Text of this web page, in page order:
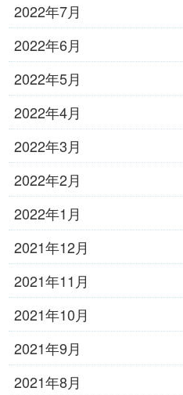
2022年7月
2022年6月
2022年5月
2022年4月
2022年3月
2022年2月
2022年1月
2021年12月
2021年11月
2021年10月
2021年9月
2021年8月